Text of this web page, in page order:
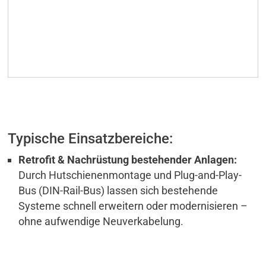
Typische Einsatzbereiche:
Retrofit & Nachrüstung bestehender Anlagen:
Durch Hutschienenmontage und Plug-and-Play-
Bus (DIN-Rail-Bus) lassen sich bestehende
Systeme schnell erweitern oder modernisieren –
ohne aufwendige Neuverkabelung.